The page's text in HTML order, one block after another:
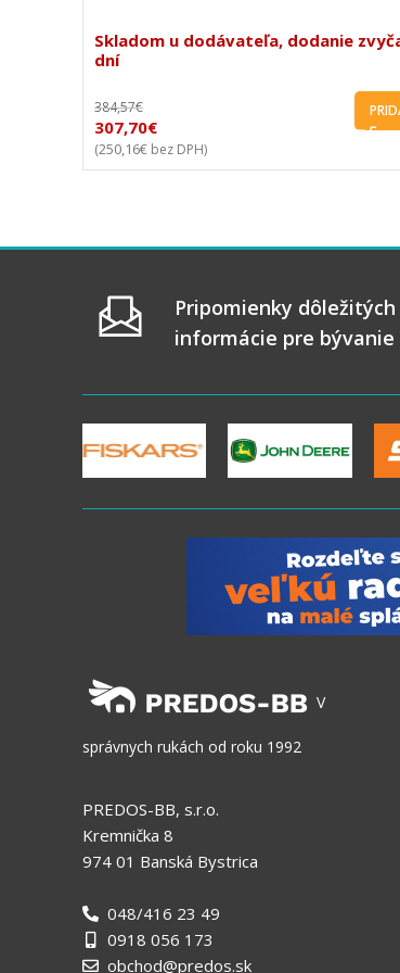
Skladom u dodávateľa, dodanie
dní
384,57€
307,70€
(250,16€ bez DPH)
Pripomienky
informácie pre bývanie
V
správnych rukách od roku 1992
PREDOS-BB, s.r.o.
Kremnička 8
974 01 Banská Bystrica
048/416 23 49
0918 056 173
obchod@predos.sk